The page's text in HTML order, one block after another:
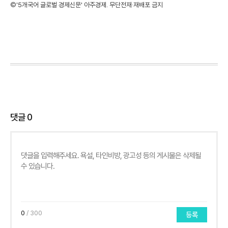
©'5개국어 글로벌 경제신문' 아주경제. 무단전재·재배포 금지
댓글0
0 / 300 등록